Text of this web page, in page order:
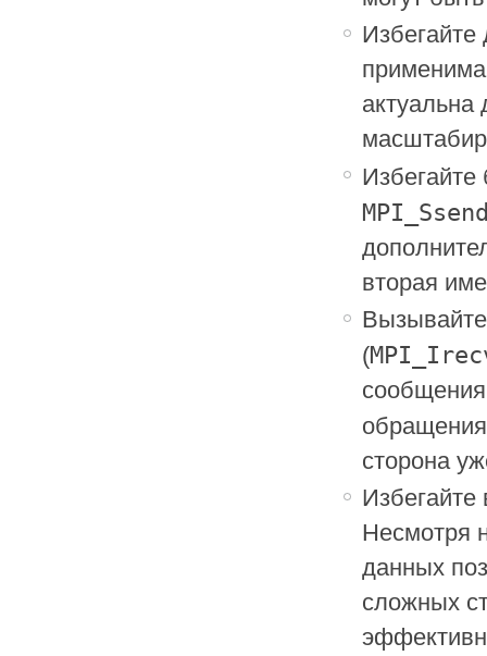
Избегайте
актуальна
вторая
(
сторона
Несмотря
данных
сложных